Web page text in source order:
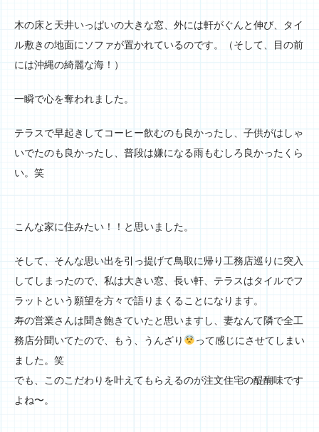
木の床と天井いっぱいの大きな窓、外には軒がぐんと伸び、タイ
ル敷きの地面にソファが置かれているのです。（そして、目の前
には沖縄の綺麗な海！）
一瞬で心を奪われました。
テラスで早起きしてコーヒー飲むのも良かったし、子供がはしゃ
いでたのも良かったし、普段は嫌になる雨もむしろ良かったくら
い。笑
こんな家に住みたい！！と思いました。
そして、そんな思い出を引っ提げて鳥取に帰り工務店巡りに突入
してしまったので、私は大きい窓、長い軒、テラスはタイルでフ
ラットという願望を方々で語りまくることになります。
寿の営業さんは聞き飽きていたと思いますし、妻なんて隣で全工
務店分聞いてたので、もう、うんざり
って感じにさせてしまい
ました。笑
でも、このこだわりを叶えてもらえるのが注文住宅の醍醐味です
よね〜。